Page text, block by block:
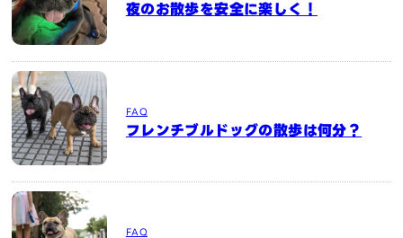
夜のお散歩を安全に楽しく！
FAQ
フレンチブルドッグの散歩は何分？
FAQ